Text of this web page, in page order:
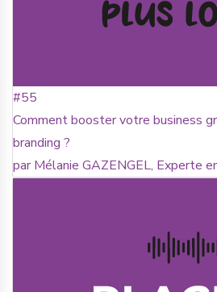
#55
Comment booster votre business
branding ?
par Mélanie GAZENGEL, Experte